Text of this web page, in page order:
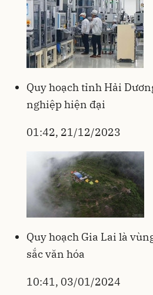
Quy hoạch tỉnh Hải
nghiệp hiện đại
01:42, 21/12/2023
Quy hoạch Gia Lai là
sắc văn hóa
10:41, 03/01/2024